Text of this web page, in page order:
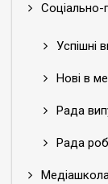
Соціально-
Успішні
Нові в
Рада
Рада